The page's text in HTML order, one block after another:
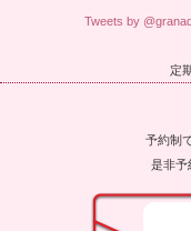
Tweets by
定
予約制
是非予